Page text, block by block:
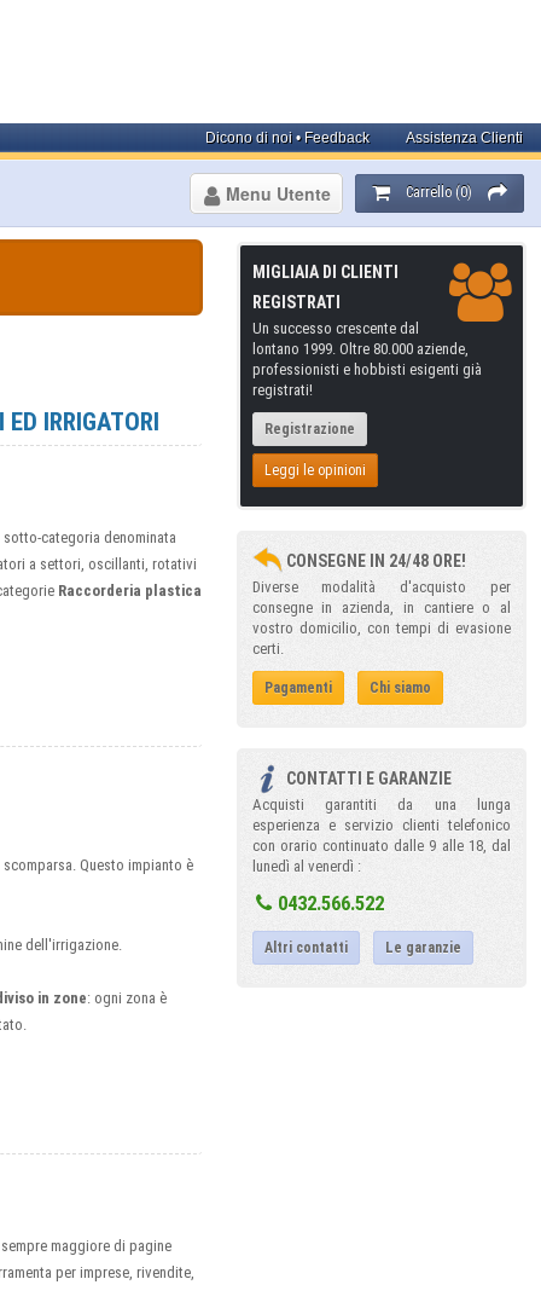
Assistenza Clienti
Dicono di noi • Feedback
Carrello (0)
Menu Utente
IRRIGATORI
categoria denominata
a settori, oscillanti, rotativi
Raccorderia plastica
Questo impianto è
dell'irrigazione.
in zone: ogni zona è
maggiore di pagine
per imprese, rivendite,
MIGLIAIA DI CLIENTI
REGISTRATI
Un successo crescente dal
lontano 1999. Oltre 80.000 aziende,
professionisti e hobbisti esigenti già
registrati!
Registrazione
Leggi le opinioni
CONSEGNE IN 24/48 ORE!
Diverse modalità d'acquisto per
consegne in azienda, in cantiere o al
vostro domicilio, con tempi di evasione
certi.
Pagamenti Chi siamo
CONTATTI E GARANZIE
Acquisti garantiti da una lunga
esperienza e servizio clienti telefonico
con orario continuato dalle 9 alle 18, dal
lunedì al venerdì :
0432.566.522
Altri contatti Le garanzie